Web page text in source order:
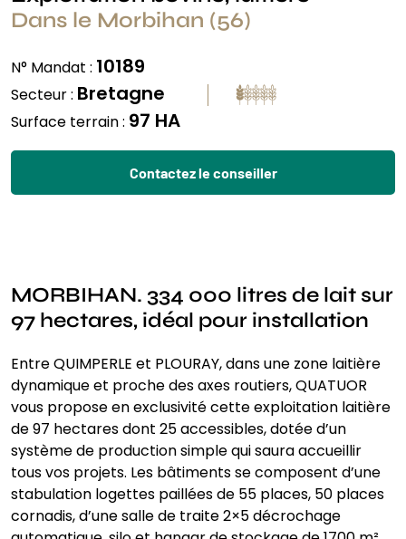
Dans le Morbihan (56)
N° Mandat : 10189
Secteur : Bretagne
Surface terrain : 97 HA
Contactez le conseiller
MORBIHAN. 334 000 litres de lait sur
97 hectares, idéal pour installation
Entre QUIMPERLE et PLOURAY, dans une zone laitière
dynamique et proche des axes routiers, QUATUOR
vous propose en exclusivité cette exploitation laitière
de 97 hectares dont 25 accessibles, dotée d’un
système de production simple qui saura accueillir
tous vos projets. Les bâtiments se composent d’une
stabulation logettes paillées de 55 places, 50 places
cornadis, d’une salle de traite 2×5 décrochage